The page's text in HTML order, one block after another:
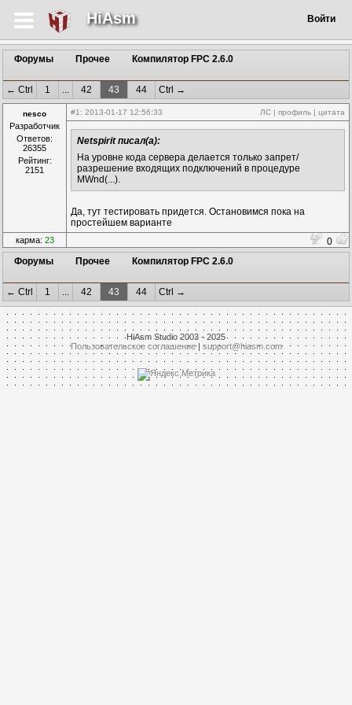
HiAsm Войти
Форумы Прочее Компилятор FPC 2.6.0
← Ctrl 1 ... 42 43 44 Ctrl →
nesco
Разработчик
Ответов:
26355
Рейтинг:
2151
#1 : 2013-01-17 12:56:33 ЛС | профиль | цитата
Netspirit писал(а):
На уровне кода сервера делается только запрет/
разрешение входящих подключений в процедуре
MWnd(...).
Да, тут тестировать придется. Остановимся пока на
простейшем варианте
карма: 23
0
Форумы
Прочее Компилятор FPC 2.6.0
← Ctrl 1 ... 42 43 44 Ctrl →
HiAsm Studio 2003 - 2025
Пользовательское соглашение| support@hiasm.com